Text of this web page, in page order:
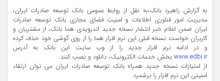
به گزارش راهبرد بانک،به نقل از روابط عمومی بانک توسعه صادرات ایران،
مدیریت امور فناوری اطلاعات و امنیت فضای مجازی بانک توسعه صادرات
ایران ضمن اعلام خبر انتشار نسخه جدید اندرویدی هما بانک، از مشتریان و
کاربران خواست نسخه قبلی این نرم افزار هما را از روی گوشی خود حذف کرده
و در ادامه نرم افزار جدید را از وب سایت این بانک به آدرس
www.edbi.ir بخش خدمات الکترونیک، دانلود و نصب کنند.
از امتیازات نسخه جدید همراه بانک توسعه صادرات ایران می توان ارتقاء
امنیتی این نرم افزار را برشمرد.